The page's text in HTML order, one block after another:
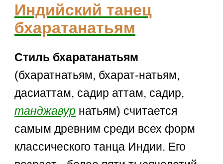
Индийский танец
бхаратанатьям
Стиль бхаратанатьям
(бхаратнатьям, бхарат-натьям,
дасиаттам, садир аттам, садир,
танджавур натьям) считается
самым древним среди всех форм
классического танца Индии. Его